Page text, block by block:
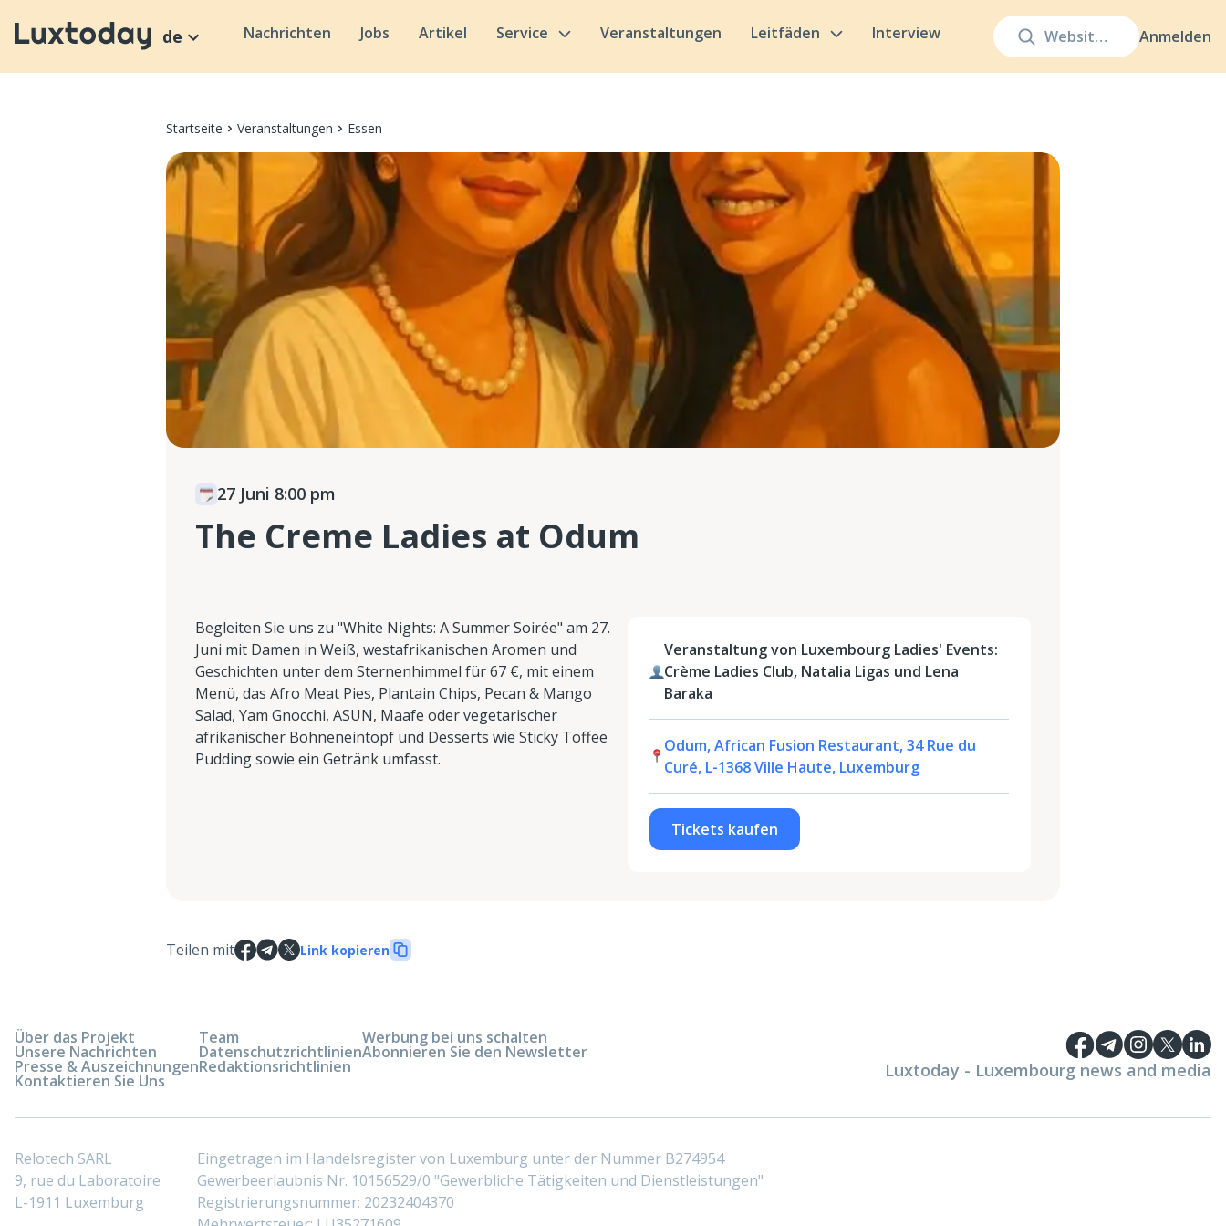
Anmelden
de Nachrichten Jobs Artikel Service Veranstaltungen Leitfäden Interview
Startseite Veranstaltungen Essen
27 Juni 8:00 pm
The Creme Ladies at Odum
Begleiten Sie uns zu "White Nights: A Summer Soirée" am 27.
Juni mit Damen in Weiß, westafrikanischen Aromen und
Geschichten unter dem Sternenhimmel für 67 €, mit einem
Menü, das Afro Meat Pies, Plantain Chips, Pecan & Mango
Salad, Yam Gnocchi, ASUN, Maafe oder vegetarischer
afrikanischer Bohneneintopf und Desserts wie Sticky Toffee
Pudding sowie ein Getränk umfasst.
Veranstaltung von Luxembourg Ladies' Events:
Crème Ladies Club, Natalia Ligas und Lena
Baraka
Odum, African Fusion Restaurant, 34 Rue du
Curé, L-1368 Ville Haute, Luxemburg
Tickets kaufen
Teilen mit Link kopieren
Über das Projekt
Unsere Nachrichten
Presse & Auszeichnungen
Kontaktieren Sie Uns
Team
Datenschutzrichtlinien
Redaktionsrichtlinien
Werbung bei uns schalten
Abonnieren Sie den Newsletter
Luxtoday - Luxembourg news and media
Relotech SARL
9, rue du Laboratoire
L-1911 Luxemburg
Eingetragen im Handelsregister von Luxemburg unter der Nummer B274954
Gewerbeerlaubnis Nr. 10156529/0 "Gewerbliche Tätigkeiten und Dienstleistungen"
Registrierungsnummer: 20232404370